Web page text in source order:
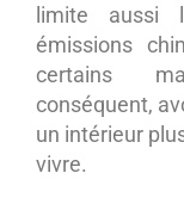
limite aussi
émissions
certains
conséquent,
un intérieur
vivre.